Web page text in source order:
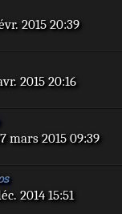
2015 20:39
2015 20:16
mars 2015 09:39
2014 15:51